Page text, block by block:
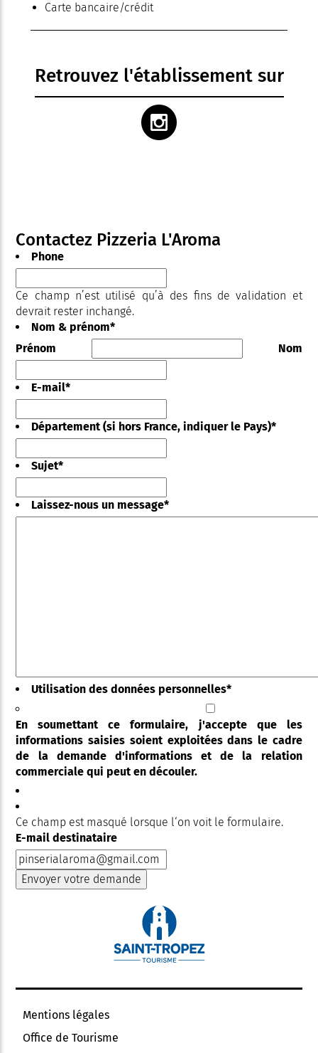
Carte bancaire/crédit
Retrouvez l'établissement sur
Contactez Pizzeria L'Aroma
Phone
Ce champ n’est utilisé qu’à des fins de validation et
devrait rester inchangé.
Nom & prénom*
Prénom
Nom
E-mail*
Département (si hors France, indiquer le Pays)*
Sujet*
Laissez-nous un message*
Utilisation des données personnelles*
En soumettant ce formulaire, j'accepte que les
informations saisies soient exploitées dans le cadre
de la demande d'informations et de la relation
commerciale qui peut en découler.
Ce champ est masqué lorsque l‘on voit le formulaire.
E-mail destinataire
Mentions légales
Office de Tourisme